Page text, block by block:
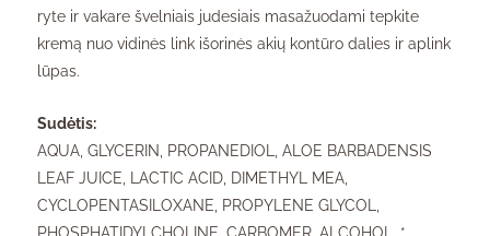
ryte ir vakare švelniais judesiais masažuodami tepkite
kremą nuo vidinės link išorinės akių kontūro dalies ir aplink
lūpas.
Sudėtis:
AQUA, GLYCERIN, PROPANEDIOL, ALOE BARBADENSIS
LEAF JUICE, LACTIC ACID, DIMETHYL MEA,
CYCLOPENTASILOXANE, PROPYLENE GLYCOL,